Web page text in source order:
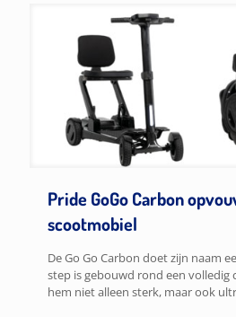
Pride GoGo Carbon
scootmobiel
De Go Go Carbon doet zijn naam
step is gebouwd rond een volledig
hem niet alleen sterk, maar ook